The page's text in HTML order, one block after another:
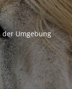
der Umgebung